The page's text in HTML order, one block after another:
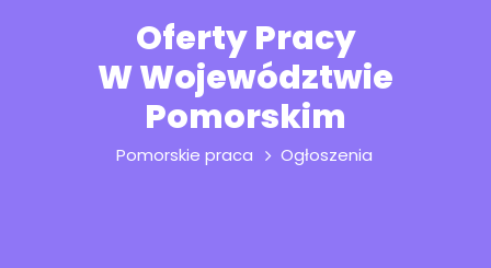
Oferty Pracy
W Województwie
Pomorskim
Pomorskie praca Ogłoszenia